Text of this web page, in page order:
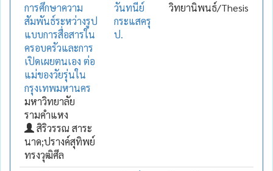
การศึกษาความ
สัมพันธ์ระหว่างรูป
แบบการสื่อสารใน
ครอบครัวและการ
เปิดเผยตนเอง ต่อ
แม่ของวัยรุ่นใน
กรุงเทพมหานคร
มหาวิทยาลัย
รามคำแหง
สิริวรรณ สาระ
นาด;ปรางค์สุทิพย์
ทรงวุฒิศีล
วันทนีย์
กระแสครุ
ป.
วิทยานิพนธ์/Thesis